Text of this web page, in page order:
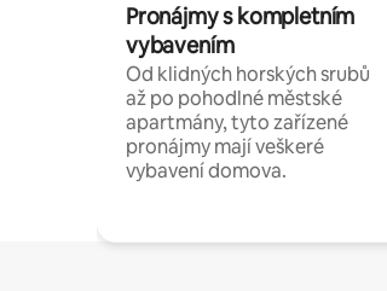
Pronájmy s kompletním
vybavením
Od klidných horských srubů
až po pohodlné městské
apartmány, tyto zařízené
pronájmy mají veškeré
vybavení domova.